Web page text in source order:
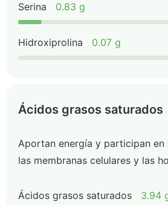
Serina 0.83 g
Hidroxiprolina 0.07 g
Ácidos grasos saturados
Aportan energía y participan
las membranas celulares y las
Ácidos grasos saturados 3.94